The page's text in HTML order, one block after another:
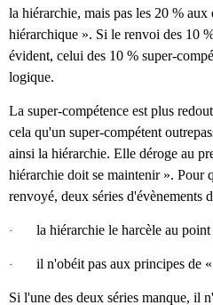
la hiérarchie, mais pas les 20 %
hiérarchique ». Si le renvoi des 10
évident, celui des 10 % super-
logique.
La super-compétence est plus
cela qu'un super-compétent
ainsi la hiérarchie. Elle déroge au
hiérarchie doit se maintenir ». Pour
renvoyé, deux séries d'évènements
· la hiérarchie le harcèle au
· il n'obéit pas aux principes de
Si l'une des deux séries manque, il